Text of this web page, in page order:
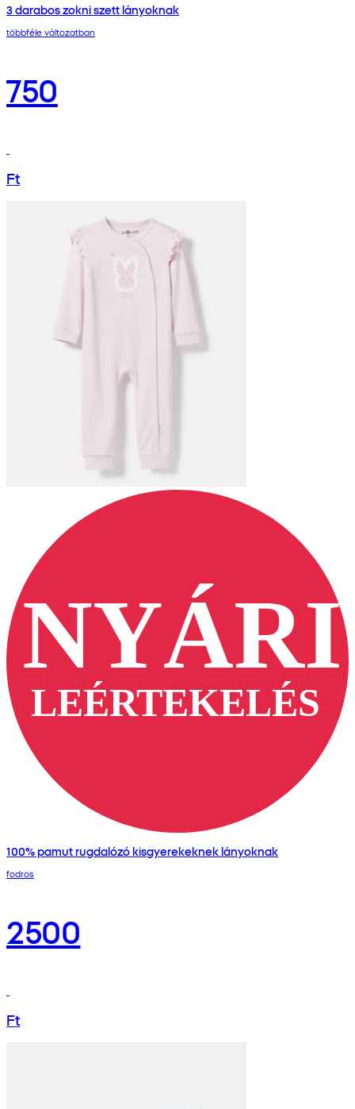
3 darabos zokni szett lányoknak
többféle változatban
750
Ft
100% pamut rugdalózó kisgyerekeknek lányoknak
fodros
2500
Ft